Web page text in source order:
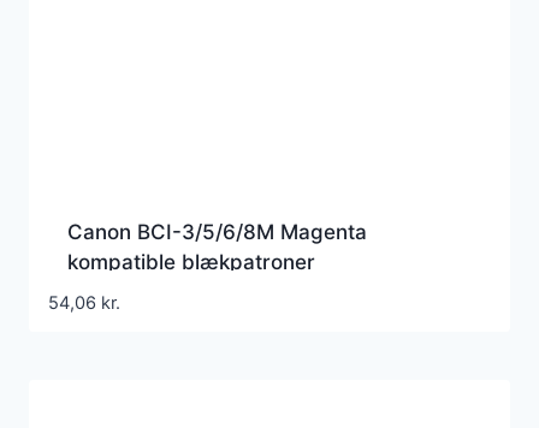
Canon BCI-3/5/6/8M Magenta
kompatible blækpatroner
54,06 kr.